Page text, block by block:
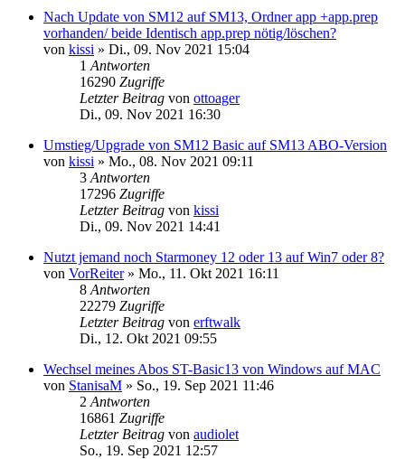
Nach Update von SM12 auf SM13, Ordner app +app.prep
vorhanden/ beide Identisch app.prep nötig/löschen?
von kissi » Di., 09. Nov 2021 15:04
1 Antworten
16290 Zugriffe
Letzter Beitrag von ottoager
Di., 09. Nov 2021 16:30
Umstieg/Upgrade von SM12 Basic auf SM13 ABO-Version
von kissi » Mo., 08. Nov 2021 09:11
3 Antworten
17296 Zugriffe
Letzter Beitrag von kissi
Di., 09. Nov 2021 14:41
Nutzt jemand noch Starmoney 12 oder 13 auf Win7 oder 8?
von VorReiter» Mo., 11. Okt 2021 16:11
8 Antworten
22279 Zugriffe
Letzter Beitrag von erftwalk
Di., 12. Okt 2021 09:55
Wechsel meines Abos ST-Basic13 von Windows auf MAC
von StanisaM » So., 19. Sep 2021 11:46
2 Antworten
16861 Zugriffe
Letzter Beitrag von audiolet
So., 19. Sep 2021 12:57